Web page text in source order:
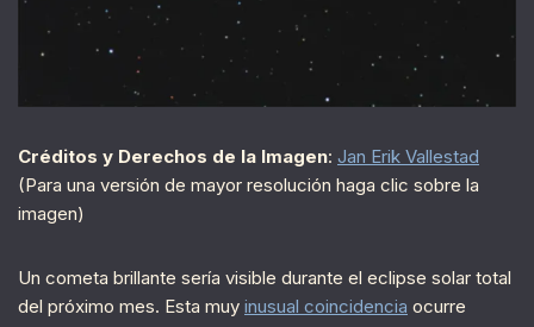
Créditos y Derechos de la Imagen: Jan Erik Vallestad
(Para una versión de mayor resolución haga clic sobre la
imagen)
Un cometa brillante sería visible durante el eclipse solar total
del próximo mes. Esta muy inusual coincidencia ocurre